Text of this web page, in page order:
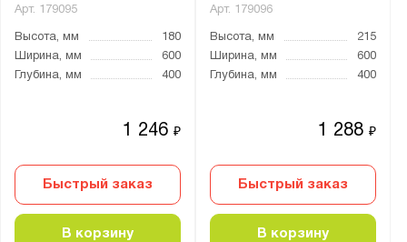
Арт. 179095
Высота, мм
180
Ширина, мм
600
Глубина, мм
400
1 246₽
Быстрый заказ
В корзину
Арт. 179096
Высота, мм
215
Ширина, мм
600
Глубина, мм
400
1 288₽
Быстрый заказ
В корзину